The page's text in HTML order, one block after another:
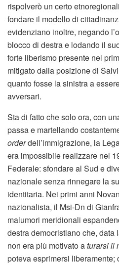
rispolverò un certo
fondare il modello di
evidenziano inoltre, negando
blocco di destra e lodando il
forte liberismo presente nel
mitigato dalla posizione di
quanto fosse la sinistra a
avversari.
Sta di fatto che solo ora, con
passa e martellando
orderdell’immigrazione, la
era impossibile realizzare nel
Federale: sfondare al Sud e
nazionale senza rinnegare la
identitaria. Nei primi anni
nazionalista, il Msi-Dn di
malumori meridionali
destra democristiano che, data
non era più motivato aturarsi il
poteva esprimersi liberamente;